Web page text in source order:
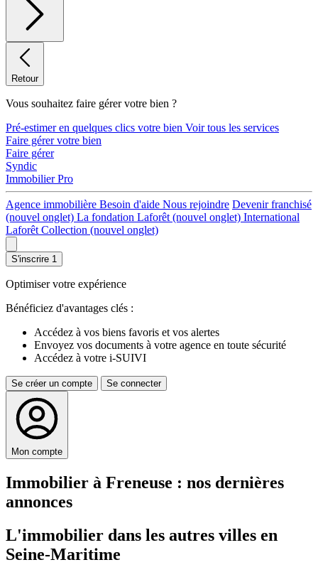
Retour
Vous souhaitez faire gérer votre bien ?
Pré-estimer en quelques clics votre bien Voir tous les services
Faire gérer votre bien
Faire gérer
Syndic
Immobilier Pro
Agence immobilière Besoin d'aide Nous rejoindre Devenir franchisé
(nouvel onglet) La fondation Laforêt (nouvel onglet) International
Laforêt Collection (nouvel onglet)
S'inscrire 1
Optimiser votre expérience
Bénéficiez d'avantages clés :
Accédez à vos biens favoris et vos alertes
Envoyez vos documents à votre agence en toute sécurité
Accédez à votre i-SUIVI
Se créer un compte Se connecter
Mon compte
Immobilier à Freneuse : nos dernières
annonces
L'immobilier dans les autres villes en
Seine-Maritime